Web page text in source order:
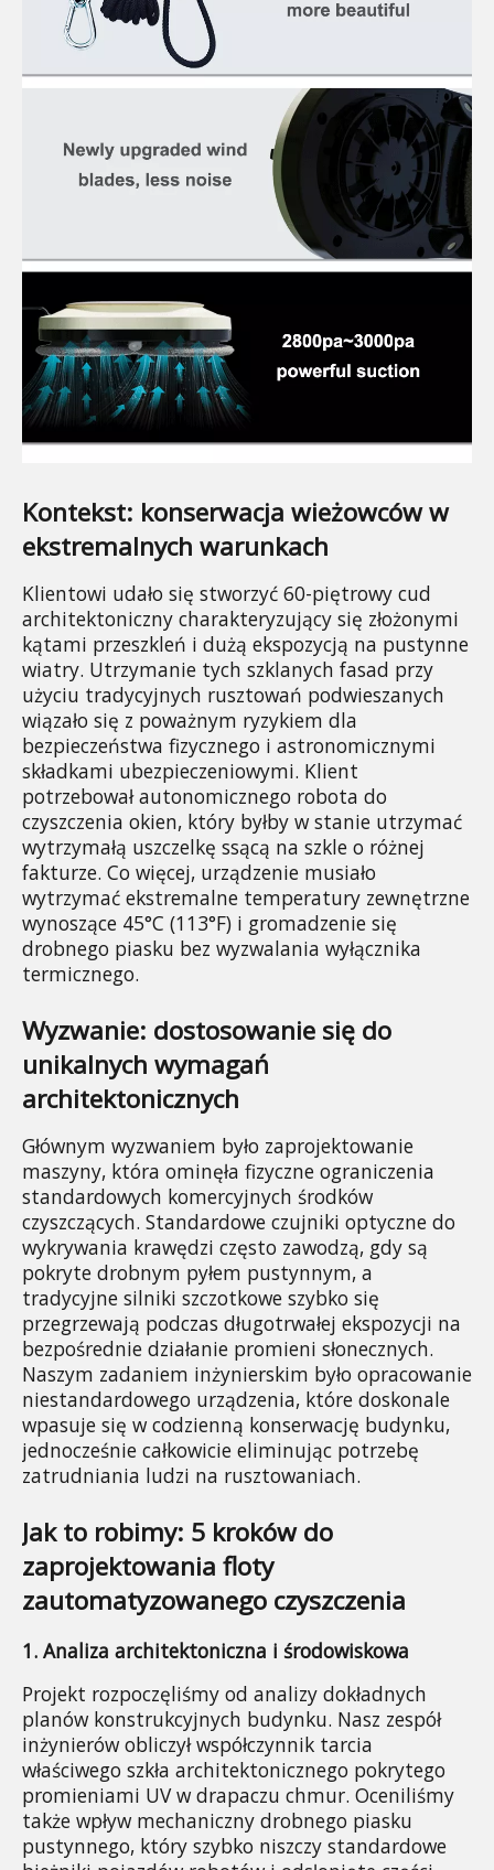
Kontekst: konserwacja wieżowców w
ekstremalnych warunkach
Klientowi udało się stworzyć 60-piętrowy cud
architektoniczny charakteryzujący się złożonymi
kątami przeszkleń i dużą ekspozycją na pustynne
wiatry. Utrzymanie tych szklanych fasad przy
użyciu tradycyjnych rusztowań podwieszanych
wiązało się z poważnym ryzykiem dla
bezpieczeństwa fizycznego i astronomicznymi
składkami ubezpieczeniowymi. Klient
potrzebował autonomicznego robota do
czyszczenia okien, który byłby w stanie utrzymać
wytrzymałą uszczelkę ssącą na szkle o różnej
fakturze. Co więcej, urządzenie musiało
wytrzymać ekstremalne temperatury zewnętrzne
wynoszące 45°C (113°F) i gromadzenie się
drobnego piasku bez wyzwalania wyłącznika
termicznego.
Wyzwanie: dostosowanie się do
unikalnych wymagań
architektonicznych
Głównym wyzwaniem było zaprojektowanie
maszyny, która ominęła fizyczne ograniczenia
standardowych komercyjnych środków
czyszczących. Standardowe czujniki optyczne do
wykrywania krawędzi często zawodzą, gdy są
pokryte drobnym pyłem pustynnym, a
tradycyjne silniki szczotkowe szybko się
przegrzewają podczas długotrwałej ekspozycji na
bezpośrednie działanie promieni słonecznych.
Naszym zadaniem inżynierskim było opracowanie
niestandardowego urządzenia, które doskonale
wpasuje się w codzienną konserwację budynku,
jednocześnie całkowicie eliminując potrzebę
zatrudniania ludzi na rusztowaniach.
Jak to robimy: 5 kroków do
zaprojektowania floty
zautomatyzowanego czyszczenia
1. Analiza architektoniczna i środowiskowa
Projekt rozpoczęliśmy od analizy dokładnych
planów konstrukcyjnych budynku. Nasz zespół
inżynierów obliczył współczynnik tarcia
właściwego szkła architektonicznego pokrytego
promieniami UV w drapaczu chmur. Oceniliśmy
także wpływ mechaniczny drobnego piasku
pustynnego, który szybko niszczy standardowe